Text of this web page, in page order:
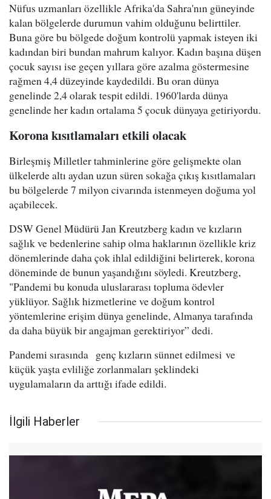
Nüfus uzmanları özellikle Afrika'da Sahra'nın güneyinde
kalan bölgelerde durumun vahim olduğunu belirttiler.
Buna göre bu bölgede doğum kontrolü yapmak isteyen iki
kadından biri bundan mahrum kalıyor. Kadın başına düşen
çocuk sayısı ise geçen yıllara göre azalma göstermesine
rağmen 4,4 düzeyinde kaydedildi. Bu oran dünya
genelinde 2,4 olarak tespit edildi. 1960'larda dünya
genelinde her kadın ortalama 5 çocuk dünyaya getiriyordu.
Korona kısıtlamaları etkili olacak
Birleşmiş Milletler tahminlerine göre gelişmekte olan
ülkelerde altı aydan uzun süren sokağa çıkış kısıtlamaları
bu bölgelerde 7 milyon civarında istenmeyen doğuma yol
açabilecek.
DSW Genel Müdürü Jan Kreutzberg kadın ve kızların
sağlık ve bedenlerine sahip olma haklarının özellikle kriz
dönemlerinde daha çok ihlal edildiğini belirterek, korona
döneminde de bunun yaşandığını söyledi. Kreutzberg,
"Pandemi bu konuda uluslararası topluma ödevler
yüklüyor. Sağlık hizmetlerine ve doğum kontrol
yöntemlerine erişim dünya genelinde, Almanya tarafında
da daha büyük bir angajman gerektiriyor” dedi.
Pandemi sırasında genç kızların sünnet edilmesi ve
küçük yaşta evliliğe zorlanmaları şeklindeki
uygulamaların da arttığı ifade edildi.
İlgili Haberler